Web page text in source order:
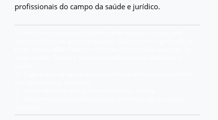
profissionais do campo da saúde e jurídico.